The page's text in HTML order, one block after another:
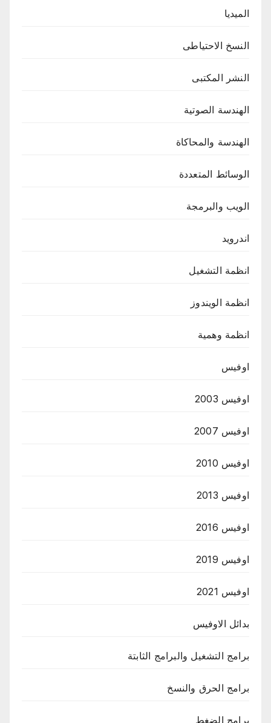
الميديا
النسخ الاحتياطى
النشر المكتبى
الهندسة الصوتية
الهندسة والمحاكاة
الوسائط المتعددة
الويب والبرمجة
اندرويد
انظمة التشغيل
انظمة الويندوز
انظمة وهمية
اوفيس
اوفيس 2003
اوفيس 2007
اوفيس 2010
اوفيس 2013
اوفيس 2016
اوفيس 2019
اوفيس 2021
بدائل الاوفيس
برامج التشغيل والبرامج الثابتة
برامج الحرق والنسخ
برامج الضغط